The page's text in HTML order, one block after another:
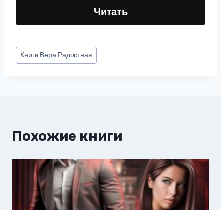
Читать
Метки
записи:
Книги Вера Радостная
Похожие книги